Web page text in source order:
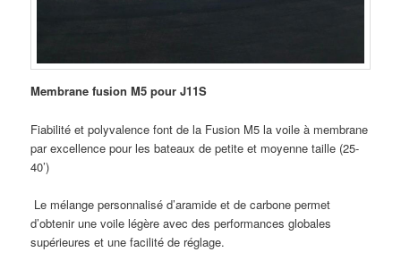
Membrane fusion M5 pour J11S
Fiabilité et polyvalence font de la Fusion M5 la voile à membrane
par excellence pour les bateaux de petite et moyenne taille (25-
40’)
Le mélange personnalisé d’aramide et de carbone permet
d’obtenir une voile légère avec des performances globales
supérieures et une facilité de réglage.